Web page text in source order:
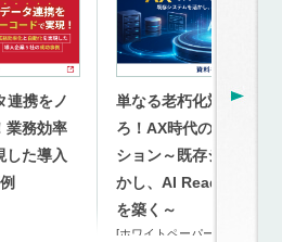
連携をノ
業務効率
した導入
単なる老朽化対策を超
ろ！AX時代のモダナイ
ション～既存システム
かし、AI Readyな連携
を築く～
[ホワイトペーパー]